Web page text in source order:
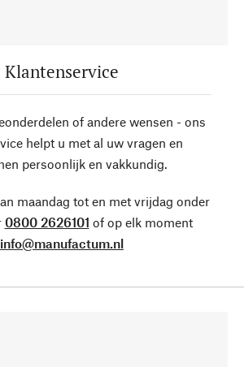
Klantenservice
of andere wensen - ons
helpt u met al uw vragen en
persoonlijk en vakkundig.
maandag tot en met vrijdag onder
0800 2626101 of op elk moment
info@manufactum.nl